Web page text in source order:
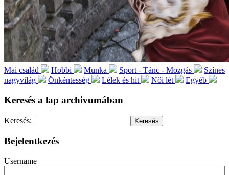
Mai család Hobbi Munka Sport - Tánc - Mozgás
Színes
nagyvilág
Önkéntesség Lélek és hit Női lét Egyéb
Keresés a lap archivumában
Keresés:
Bejelentkezés
Username